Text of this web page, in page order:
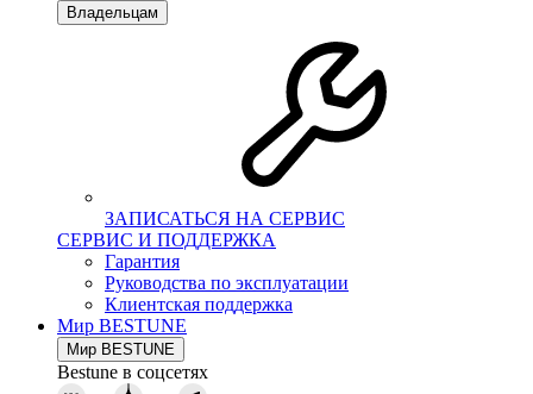
Владельцам
ЗАПИСАТЬСЯ НА СЕРВИС
СЕРВИС И ПОДДЕРЖКА
Гарантия
Руководства по эксплуатации
Клиентская поддержка
Мир BESTUNE
Мир BESTUNE
Bestune в соцсетях